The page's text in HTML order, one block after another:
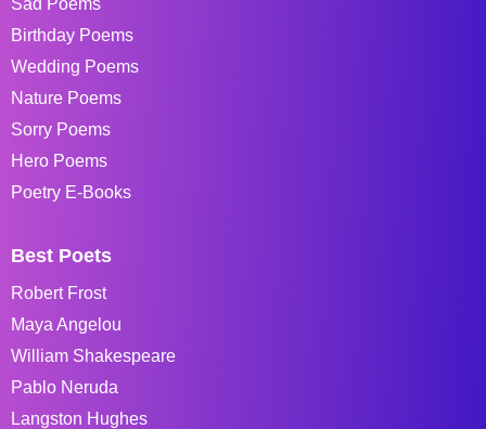
Sad Poems
Birthday Poems
Wedding Poems
Nature Poems
Sorry Poems
Hero Poems
Poetry E-Books
Best Poets
Robert Frost
Maya Angelou
William Shakespeare
Pablo Neruda
Langston Hughes